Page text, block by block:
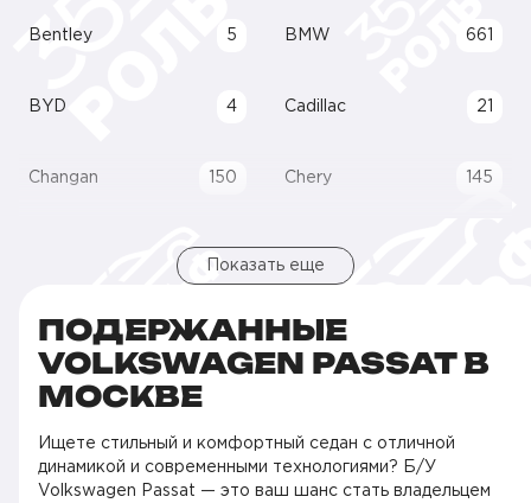
Bentley 5 BMW 661
BYD 4 Cadillac 21
Changan 150 Chery 145
Показать еще
ПОДЕРЖАННЫЕ
VOLKSWAGEN PASSAT В
МОСКВЕ
Ищете стильный и комфортный седан с отличной
динамикой и современными технологиями? Б/У
Volkswagen Passat — это ваш шанс стать владельцем